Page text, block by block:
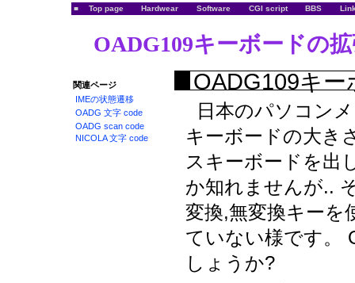
■ Top page Hardwear Software CGI script BBS
OADG109キーボードの
関連ページ
IMEの状態遷移
OADG 文字 code
OADG scan code
NICOLA 文字 code
OADG109キ
日本のパソコン
キーボードの大き
スキーボードを出
か知れませんが..
変換,無変換キーを
ていない様です。
しょうか?